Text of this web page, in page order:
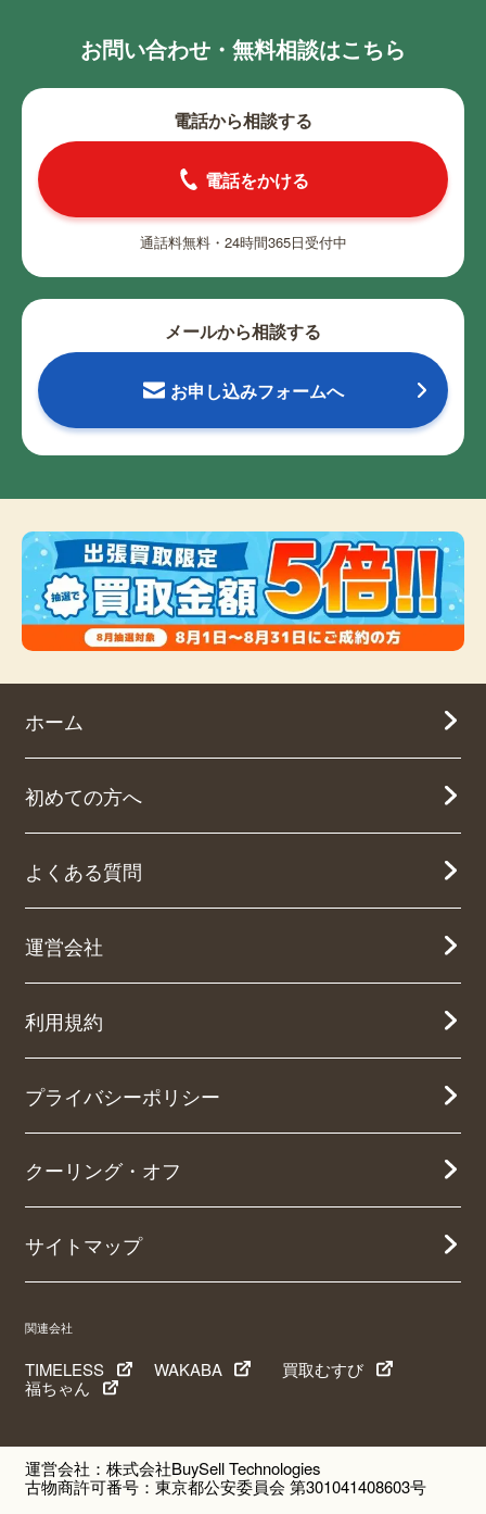
お問い合わせ・無料相談はこちら
電話から相談する
電話をかける
通話料無料・24時間365日受付中
メールから相談する
お申し込みフォームへ
ホーム
初めての方へ
よくある質問
運営会社
利用規約
プライバシーポリシー
クーリング・オフ
サイトマップ
関連会社
TIMELESS WAKABA
買取むすび
福ちゃん
運営会社：株式会社BuySell Technologies
古物商許可番号：東京都公安委員会 第301041408603号